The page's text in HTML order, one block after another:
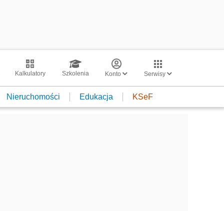
Kalkulatory Szkolenia Konto Serwisy
Nieruchomości Edukacja KSeF